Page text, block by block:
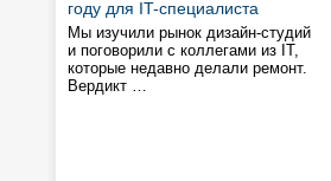
году для IT-специалиста
Мы изучили рынок дизайн-студий
и поговорили с коллегами из IT,
которые недавно делали ремонт.
Вердикт …